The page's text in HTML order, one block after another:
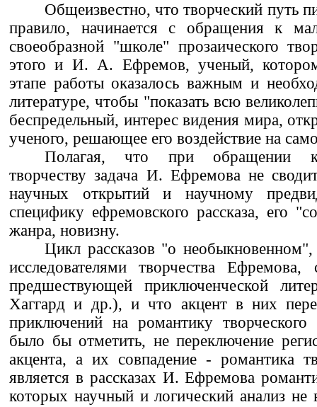
Общеизвестно, что творческий путь
правило, начинается с обращения к
своеобразной "школе" прозаического
этого и И. А. Ефремов, ученый,
этапе работы оказалось важным и
литературе, чтобы "показать всю
беспредельный, интерес видения мира,
ученого, решающее его воздействие на
Полагая, что при обращении к
творчеству задача И. Ефремова не
научных открытий и научному
специфику ефремовского рассказа, его
жанра, новизну.
Цикл рассказов "о
исследователями творчества Ефремова,
предшествующей приключенческой
Хаггард и др.), и что акцент в них
приключений на романтику
было бы отметить, не переключение
акцента, а их совпадение - романтика
является в рассказах И. Ефремова
которых научный и логический анализ не